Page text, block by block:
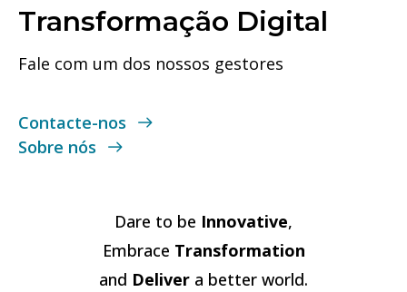
Transformação Digital
Fale com um dos nossos gestores
Contacte-nos
Sobre nós
Dare to be Innovative,
Embrace Transformation
and Deliver a better world.